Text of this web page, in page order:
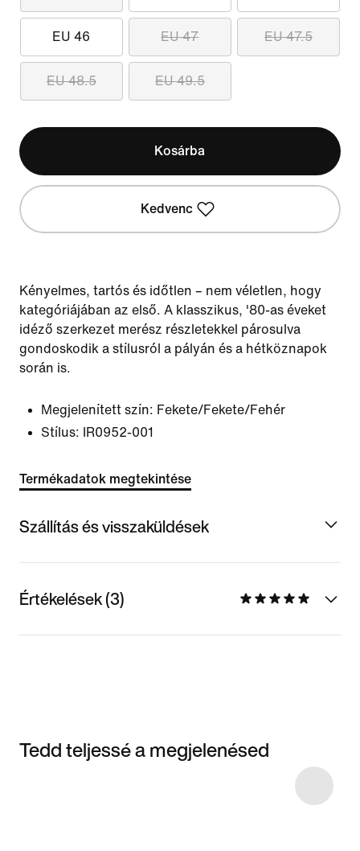
EU 46 EU 47 EU 47.5
EU 48.5 EU 49.5
Kosárba
Kedvenc
Kényelmes, tartós és időtlen – nem véletlen, hogy
kategóriájában az első. A klasszikus, '80-as éveket
idéző szerkezet merész részletekkel párosulva
gondoskodik a stílusról a pályán és a hétköznapok
során is.
Megjelenített szín: Fekete/Fekete/Fehér
Stílus:
IR0952-001
Termékadatok megtekintése
Szállítás és visszaküldések
Értékelések (3)
Tedd teljessé a megjelenésed